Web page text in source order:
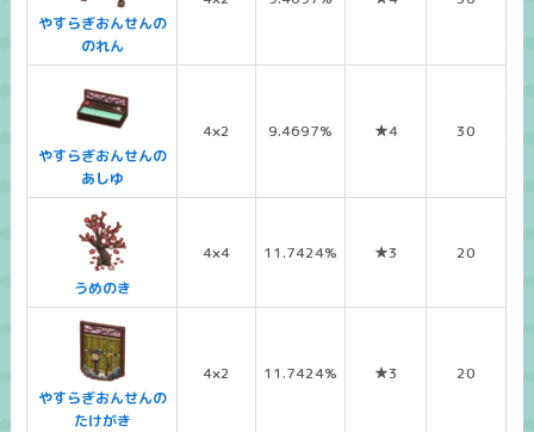
やすらぎおんせんの
のれん
やすらぎおんせんの
あしゆ
4×2 9.4697% ★4 30
うめのき
4×4 11.7424% ★3 20
やすらぎおんせんの
たけがき
4×2 11.7424% ★3 20